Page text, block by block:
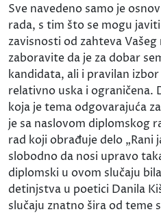
Sve navedeno samo je
rada, s tim što se mogu
zavisnosti od zahteva
zaboravite da je za dobar
kandidata, ali i pravilan
relativno uska i ograničena.
koja je tema odgovarajuća
je sa naslovom diplomskog
rad koji obrađuje delo „Rani
slobodno da nosi upravo
diplomski u ovom slučaju
detinjstva u poetici Danila
slučaju znatno šira od teme